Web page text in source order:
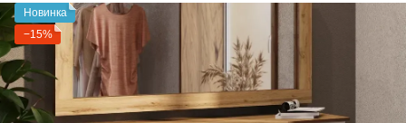
Новинка
−15%